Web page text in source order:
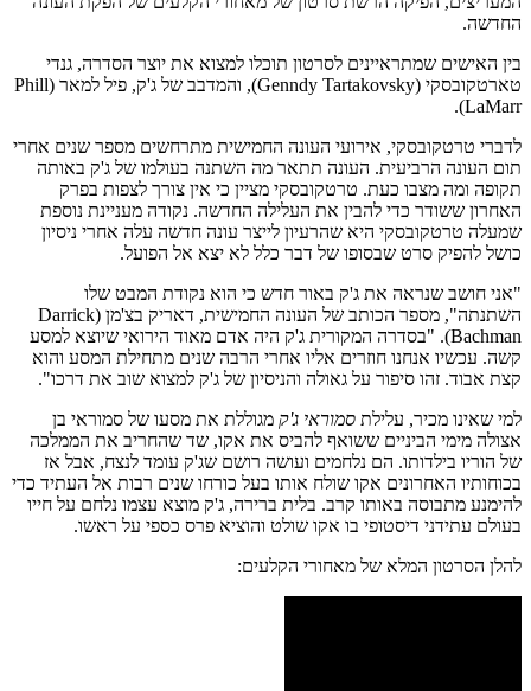
החדשה.
בין האישים שמתראיינים לסרטון תוכלו למצוא את יוצר הסדרה, גנדי
טארטקובסקי (Genndy Tartakovsky), והמדבב של ג'ק, פיל למאר (Phill
LaMarr).
לדברי טרטקובסקי, אירועי העונה החמישית מתרחשים מספר שנים אחרי
תום העונה הרביעית. העונה תתאר מה השתנה בעולמו של ג'ק באותה
תקופה ומה מצבו כעת. טרטקובסקי מציין כי אין צורך לצפות בפרק
האחרון ששודר כדי להבין את העלילה החדשה. נקודה מעניינת נוספת
שמעלה טרטקובסקי היא שהרעיון לייצר עונה חדשה עלה אחרי ניסיון
כושל להפיק סרט שבסופו של דבר כלל לא יצא אל הפועל.
"אני חושב שנראה את ג'ק באור חדש כי הוא נקודת המבט שלו
השתנתה", מספר הכותב של העונה החמישית, דאריק בצ'מן (Darrick
Bachman). "בסדרה המקורית ג'ק היה אדם מאוד הירואי שיוצא למסע
קשה. עכשיו אנחנו חוזרים אליו אחרי הרבה שנים מתחילת המסע והוא
קצת אבוד. זהו סיפור על גאולה והניסיון של ג'ק למצוא שוב את דרכו".
למי שאינו מכיר, עלילת סמוראי ג'ק מגוללת את מסעו של סמוראי בן
אצולה מימי הביניים ששואף להביס את אקו, שד שהחריב את הממלכה
של הוריו בילדותו. הם נלחמים ועושה רושם שג'ק עומד לנצח, אבל אז
בכוחותיו האחרונים אקו שולח אותו בעל כורחו שנים רבות אל העתיד כדי
להימנע מתבוסה באותו קרב. בלית ברירה, ג'ק מוצא עצמו נלחם על חייו
בעולם עתידני דיסטופי בו אקו שולט והוציא פרס כספי על ראשו.
להלן הסרטון המלא של מאחורי הקלעים: